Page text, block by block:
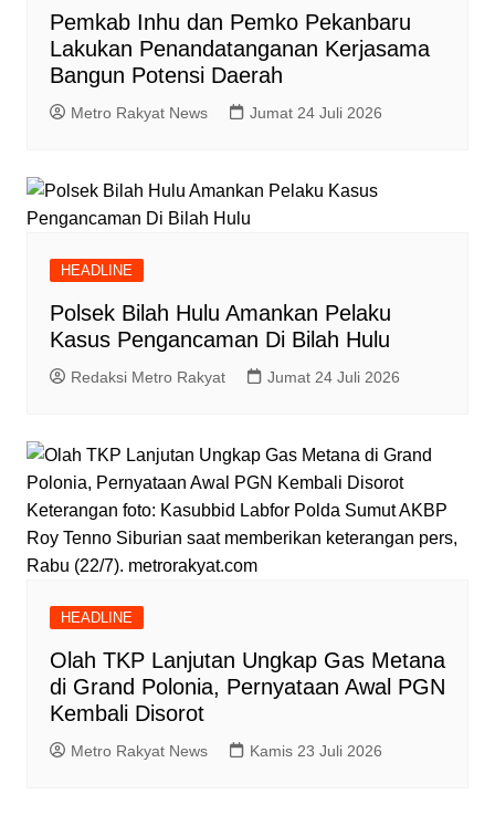
Pemkab Inhu dan Pemko Pekanbaru
Lakukan Penandatanganan Kerjasama
Bangun Potensi Daerah
Metro Rakyat News Jumat 24 Juli 2026
HEADLINE
Polsek Bilah Hulu Amankan Pelaku
Kasus Pengancaman Di Bilah Hulu
Redaksi Metro Rakyat Jumat 24 Juli 2026
Keterangan foto: Kasubbid Labfor Polda Sumut AKBP
Roy Tenno Siburian saat memberikan keterangan pers,
Rabu (22/7). metrorakyat.com
HEADLINE
Olah TKP Lanjutan Ungkap Gas Metana
di Grand Polonia, Pernyataan Awal PGN
Kembali Disorot
Metro Rakyat News Kamis 23 Juli 2026